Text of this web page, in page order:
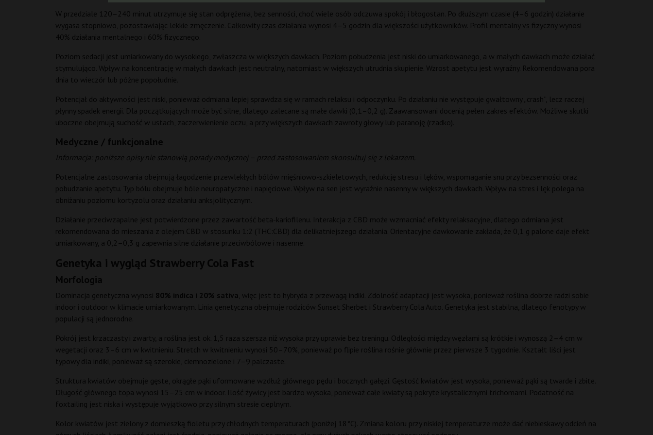
W przedziale 120–240 minut utrzymuje się stan odprężenia, bez senności, choć wiele osób odczuwa spokój i błogostan. Po dłuższym czasie (4–6 godzin) działanie
wygasa stopniowo, pozostawiając lekkie zmęczenie. Całkowity czas działania wynosi 4–5 godzin dla większości użytkowników. Profil mentalny vs fizyczny wynosi
40% działania mentalnego i 60% fizycznego.
Poziom sedacji jest umiarkowany do wysokiego, zwłaszcza w większych dawkach. Poziom pobudzenia jest niski do umiarkowanego, a w małych dawkach może działać
stymulująco. Wpływ na koncentrację w małych dawkach jest neutralny, natomiast w większych utrudnia skupienie. Wzrost apetytu jest wyraźny. Rekomendowana pora
dnia to wieczór lub późne popołudnie.
Potencjał do aktywności jest niski, ponieważ odmiana lepiej sprawdza się w ramach relaksu i odpoczynku. Po działaniu nie występuje gwałtowny „crash”, lecz raczej
płynny spadek energii. Dla początkujących może być silne, dlatego zalecane są małe dawki (0,1–0,2 g). Zaawansowani docenią pełen zakres efektów. Możliwe skutki
uboczne obejmują suchość w ustach, zaczerwienienie oczu, a przy większych dawkach zawroty głowy lub paranoję (rzadko).
Medyczne / funkcjonalne
Informacja: poniższe opisy nie stanowią porady medycznej – przed zastosowaniem skonsultuj się z lekarzem.
Potencjalne zastosowania obejmują łagodzenie przewlekłych bólów mięśniowo-szkieletowych, redukcję stresu i lęków, wspomaganie snu przy bezsenności oraz
pobudzanie apetytu. Typ bólu obejmuje bóle neuropatyczne i napięciowe. Wpływ na sen jest wyraźnie nasenny w większych dawkach. Wpływ na stres i lęk polega na
obniżaniu poziomu kortyzolu oraz działaniu anksjolitycznym.
Działanie przeciwzapalne jest potwierdzone przez zawartość beta-kariofilenu. Interakcja z CBD może wzmacniać efekty relaksacyjne, dlatego odmiana jest
rekomendowana do mieszania z olejem CBD w stosunku 1:2 (THC:CBD) dla delikatniejszego działania. Orientacyjne dawkowanie zakłada, że 0,1 g palone daje efekt
umiarkowany, a 0,2–0,3 g zapewnia silne działanie przeciwbólowe i nasenne.
Genetyka i wygląd Strawberry Cola Fast
Morfologia
Dominacja genetyczna wynosi 80% indica i 20% sativa , więc jest to hybryda z przewagą indiki. Zdolność adaptacji jest wysoka, ponieważ roślina dobrze radzi sobie
indoor i outdoor w klimacie umiarkowanym. Linia genetyczna obejmuje rodziców Sunset Sherbet i Strawberry Cola Auto. Genetyka jest stabilna, dlatego fenotypy w
populacji są jednorodne.
Pokrój jest krzaczasty i zwarty, a roślina jest ok. 1,5 raza szersza niż wysoka przy uprawie bez treningu. Odległości między węzłami są krótkie i wynoszą 2–4 cm w
wegetacji oraz 3–6 cm w kwitnieniu. Stretch w kwitnieniu wynosi 50–70%, ponieważ po flipie roślina rośnie głównie przez pierwsze 3 tygodnie. Kształt liści jest
typowy dla indiki, ponieważ są szerokie, ciemnozielone i 7–9 palczaste.
Struktura kwiatów obejmuje gęste, okrągłe pąki uformowane wzdłuż głównego pędu i bocznych gałęzi. Gęstość kwiatów jest wysoka, ponieważ pąki są twarde i zbite.
Długość głównego topa wynosi 15–25 cm w indoor. Ilość żywicy jest bardzo wysoka, ponieważ całe kwiaty są pokryte krystalicznymi trichomami. Podatność na
foxtailing jest niska i występuje wyjątkowo przy silnym stresie cieplnym.
Kolor kwiatów jest zielony z domieszką fioletu przy chłodnych temperaturach (poniżej 18°C). Zmiana koloru przy niskiej temperaturze może dać niebieskawy odcień na